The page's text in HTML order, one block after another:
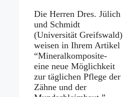
Die Herren Dres. Jülich
und Schmidt
(Universität Greifswald)
weisen in Ihrem Artikel
“Mineralkomposite-
eine neue Möglichkeit
zur täglichen Pflege der
Zähne und der